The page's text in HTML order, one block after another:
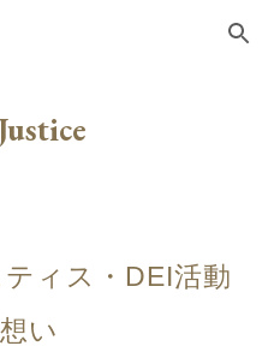
Skip to navigation
ィス・DEI活動
い